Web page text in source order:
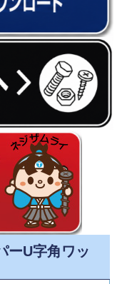
ーU字角ワッ